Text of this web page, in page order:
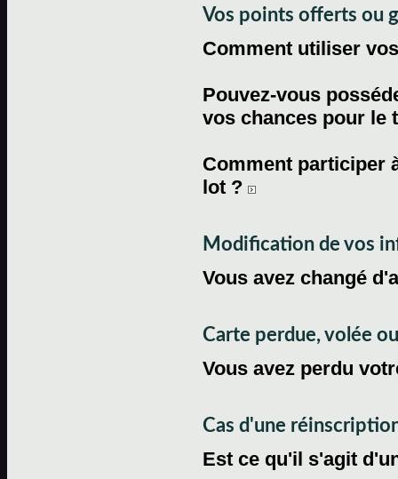
Vos points offerts ou
Comment utiliser
Pouvez-vous
vos chances pour le
Comment participer
lot ?
Modification de vos
Vous avez changé
Carte perdue, volée
Vous avez perdu
Cas d'une
Est ce qu'il s'agit